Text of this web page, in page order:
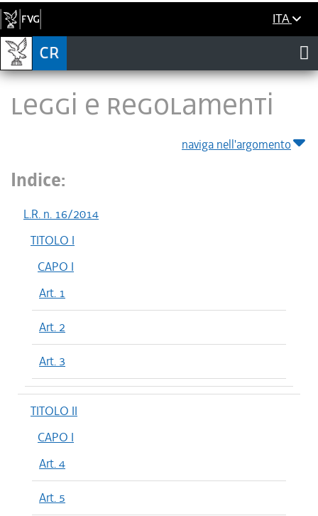
ITA
LEGGI E REGOLAMENTI
naviga nell'argomento
Indice:
L.R. n. 16/2014
TITOLO I
CAPO I
Art. 1
Art. 2
Art. 3
TITOLO II
CAPO I
Art. 4
Art. 5